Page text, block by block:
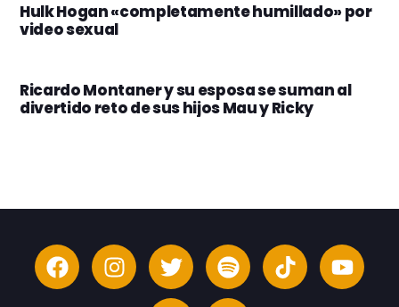
Hulk Hogan «completamente humillado» por
video sexual
Ricardo Montaner y su esposa se suman al
divertido reto de sus hijos Mau y Ricky